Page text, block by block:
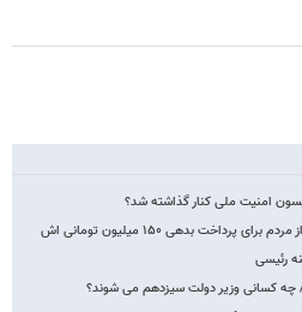
امنیت ملی کنار گذاشته شد؟
بدهی ۱۵۰ میلیون تومانی اش
رئیسی
چه کسانی وزیر دولت سیزدهم می شوند؟